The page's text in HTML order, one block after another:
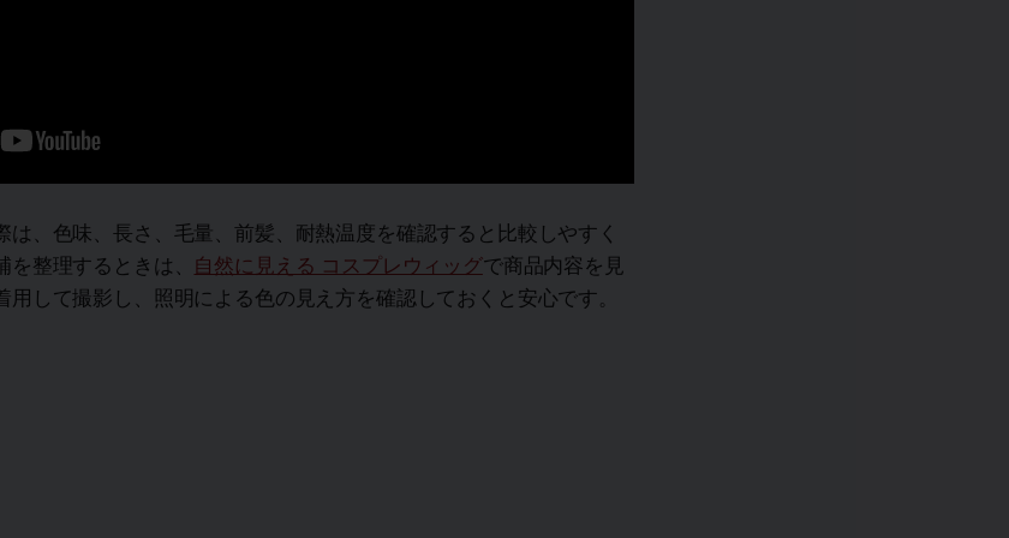
は、色味、長さ、毛量、前髪、耐熱温度を確認すると比較しやすく
整理するときは、 自然に見える コスプレウィッグで商品内容を見
用して撮影し、照明による色の見え方を確認しておくと安心です。